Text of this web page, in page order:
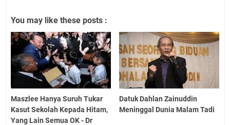
You may like these posts :
Maszlee Hanya Suruh Tukar
Kasut Sekolah Kepada Hitam,
Yang Lain Semua OK - Dr
Datuk Dahlan Zainuddin
Meninggal Dunia Malam Tadi